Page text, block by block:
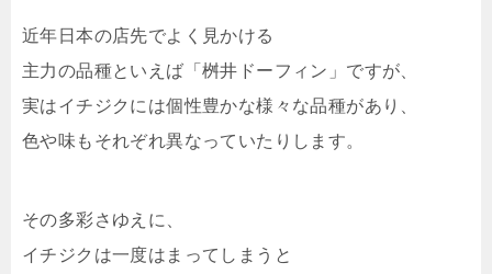
近年日本の店先でよく見かける
主力の品種といえば「桝井ドーフィン」ですが、
実はイチジクには個性豊かな様々な品種があり、
色や味もそれぞれ異なっていたりします。
その多彩さゆえに、
イチジクは一度はまってしまうと